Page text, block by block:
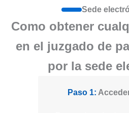
Sede
Como obtener
en el juzgado de
por la sede
Paso 1: